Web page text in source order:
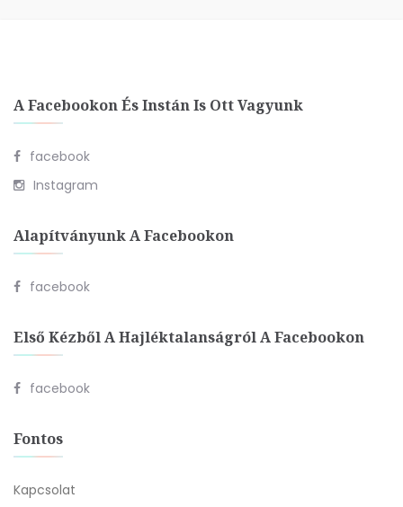
A Facebookon És Instán Is Ott Vagyunk
facebook
Instagram
Alapítványunk A Facebookon
facebook
Első Kézből A Hajléktalanságról A Facebookon
facebook
Fontos
Kapcsolat